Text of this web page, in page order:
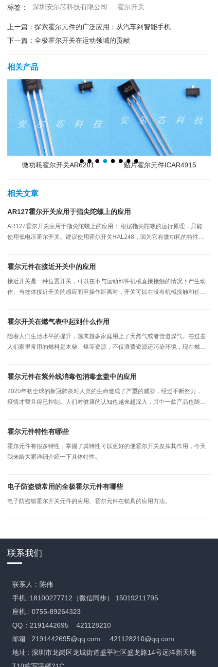
标签： 深圳安尔芯科技有限公司 霍尔开关
上一篇： 探索霍尔元件的广泛应用：从汽车到智能手机
下一篇： 全极霍尔开关在运动领域的贡献
相关产品
贴片霍尔元件ICAR4915 双通道霍尔开关AR482
相关文章
AR127霍尔开关应用于指尖陀螺上的应用
AR127霍尔开关应用于指尖陀螺上的应用： 根据指尖陀螺的运行原理，只能
使用低电压霍尔开关。建议使用霍尔开关HAL248，因为它有微功耗的特性，
霍尔元件在接近开关中的应用
接近开关是一种位置开关，可以在不与运动部件机械直接接触的情况下产生动
作。当物体接近开关的感应面至操作距离时，开关可以在没有机械接触和任何
霍尔开关在燃气表中起到什么作用
随着人们生活水平的提升，越来越多家庭用上了天然气或者管道煤气。在过去
人们家里常用的燃料是木柴、煤等资源，不仅浪费资源还污染环境，现在燃气
霍尔元件在紫外线消毒包消毒盒盖中的应用
2020年初全球的新冠肺炎对人类的生命造成了严重的威胁，经过不断努力，
疫情才暂且得已控制。人们对健康的认知也越来越深入，其中一款产品也随之
霍尔元件特性有哪些
霍尔元件有很多特性，掌握了其特性可以更好的使霍尔开关发挥其作用，今天
我来给大家详细介绍一下具体特性。
电子防盗锁常用的全极霍尔元件有哪些
电子防盗锁霍尔开关元件的应用。霍尔元件在锁具的应用方法。
联系我们
联系人：陈伟
手机 :18100277712（微信同步） 15019211795
座机 : 0755-89264323
QQ：2191442695 421128210
邮箱 : 2191442695@qq.com 421128210@qq.com
地址 : 深圳市龙岗区龙城街道盛平社区盛龙路14号远洋新天地